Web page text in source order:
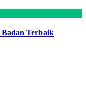
Badan Terbaik